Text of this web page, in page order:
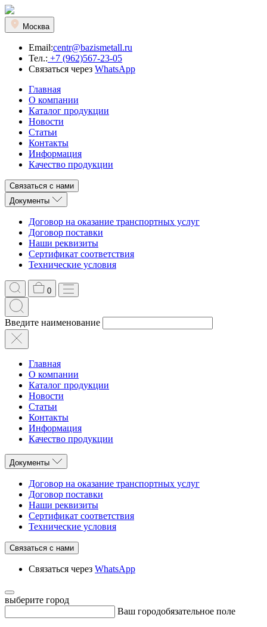
Москва
Email:centr@bazismetall.ru
Тел.: +7 (962)567-23-05
Связаться через WhatsApp
Главная
О компании
Каталог продукции
Новости
Статьи
Контакты
Информация
Качество продукции
Связаться с нами
Документы
Договор на оказание транспортных услуг
Договор поставки
Наши реквизиты
Сертификат соответствия
Технические условия
0
Введите наименование
Главная
О компании
Каталог продукции
Новости
Статьи
Контакты
Информация
Качество продукции
Документы
Договор на оказание транспортных услуг
Договор поставки
Наши реквизиты
Сертификат соответствия
Технические условия
Связаться с нами
Связаться через WhatsApp
выберите город
Ваш городобязательное поле